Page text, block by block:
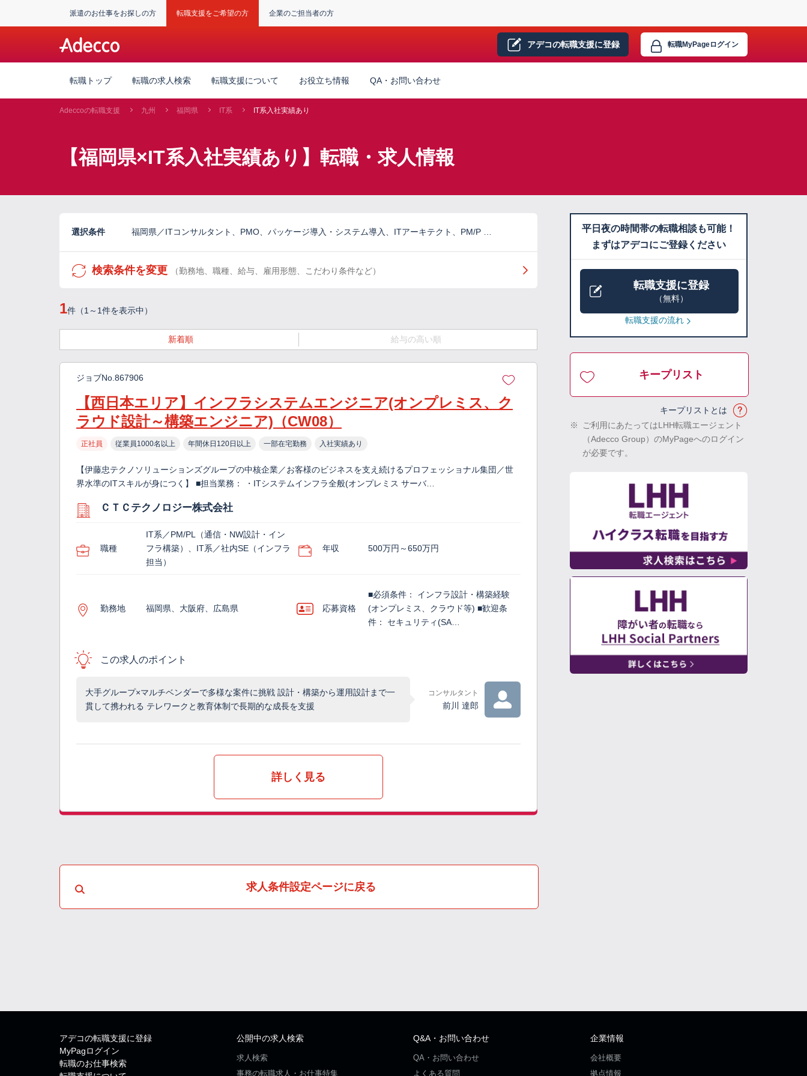
派遣のお仕事をお探しの方 転職支援をご希望の方 企業のご担当者の方
アデコの転職支援に登録 転職MyPageログイン
転職トップ 転職の求人検索 転職支援について お役立ち情報 QA・お問い合わせ
Adeccoの転職支援 九州 福岡県 IT系 IT系入社実績あり
【福岡県×IT系入社実績あり】転職・求人情報
選択条件 福岡県／ITコンサルタント、PMO、パッケージ導入・システム導入、ITアーキテクト、PM/P …
検索条件を変更 （勤務地、職種、給与、雇用形態、こだわり条件など）
1件（1～1件を表示中）
新着順 給与の高い順
ジョブNo.867906
【西日本エリア】インフラシステムエンジニア(オンプレミス、ク
ラウド設計～構築エンジニア)（CW08）
正社員 従業員1000名以上 年間休日120日以上 一部在宅勤務 入社実績あり
【伊藤忠テクノソリューションズグループの中核企業／お客様のビジネスを支え続けるプロフェッショナル集団／世
界水準のITスキルが身につく】 ■担当業務： ・ITシステムインフラ全般(オンプレミス サーバ…
ＣＴＣテクノロジー株式会社
職種
IT系／PM/PL（通信・NW設計・イン
フラ構築）、IT系／社内SE（インフラ
担当）
年収 500万円～650万円
勤務地 福岡県、大阪府、広島県 応募資格
■必須条件： インフラ設計・構築経験
(オンプレミス、クラウド等) ■歓迎条
件： セキュリティ(SA…
この求人のポイント
大手グループ×マルチベンダーで多様な案件に挑戦 設計・構築から運用設計まで一
貫して携われる テレワークと教育体制で長期的な成長を支援
コンサルタント
前川 達郎
詳しく見る
求人条件設定ページに戻る
平日夜の時間帯の転職相談も可能！
まずはアデコにご登録ください
転職支援に登録
（無料）
転職支援の流れ
キープリスト
キープリストとは
※
ご利用にあたってはLHH転職エージェント
（Adecco Group）のMyPageへのログイン
が必要です。
アデコの転職支援に登録
MyPagログイン
転職のお仕事検索
公開中の求人検索
求人検索
事務の転職求人・お仕事特集
Q&A・お問い合わせ
QA・お問い合わせ
よくある質問
企業情報
会社概要
拠点情報